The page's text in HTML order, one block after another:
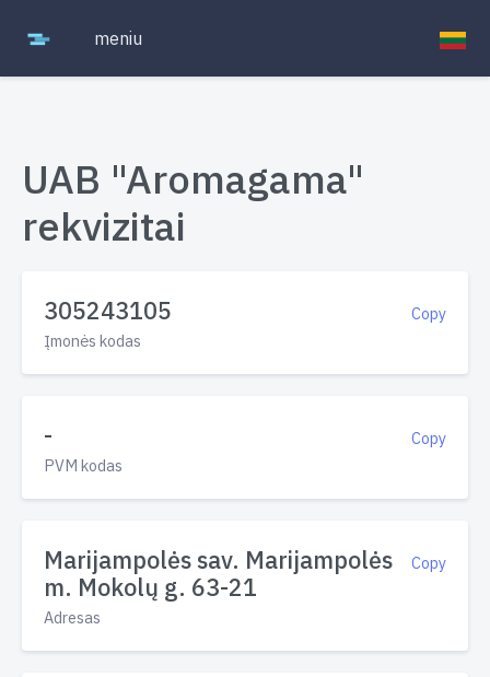
meniu
UAB "Aromagama"
rekvizitai
Copy
305243105
Įmonės kodas
Copy
-
PVM kodas
Copy
Marijampolės sav. Marijampolės
m. Mokolų g. 63-21
Adresas